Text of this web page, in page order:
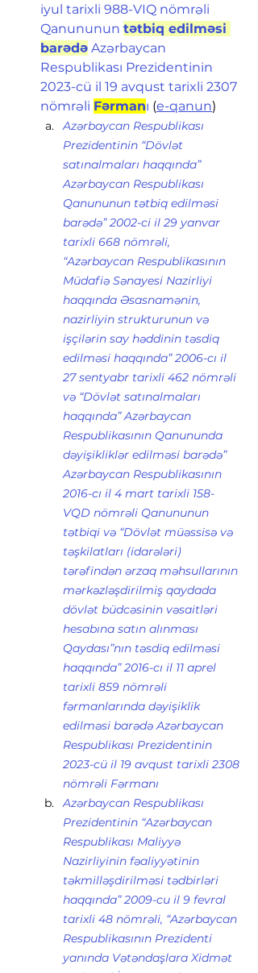
iyul tarixli 988-VIQ nömrəli
Qanununun tətbiq edilməsi
barədə Azərbaycan
Respublikası Prezidentinin
2023-cü il 19 avqust tarixli 2307
nömrəli Fərmanı (e-qanun)
Azərbaycan Respublikası
Prezidentinin “Dövlət
satınalmaları haqqında”
Azərbaycan Respublikası
Qanununun tətbiq edilməsi
barədə” 2002-ci il 29 yanvar
tarixli 668 nömrəli,
“Azərbaycan Respublikasının
Müdafiə Sənayesi Nazirliyi
haqqında Əsasnamənin,
nazirliyin strukturunun və
işçilərin say həddinin təsdiq
edilməsi haqqında” 2006-cı il
27 sentyabr tarixli 462 nömrəli
və “Dövlət satınalmaları
haqqında” Azərbaycan
Respublikasının Qanununda
dəyişikliklər edilməsi barədə”
Azərbaycan Respublikasının
2016-cı il 4 mart tarixli 158-
VQD nömrəli Qanununun
tətbiqi və “Dövlət müəssisə və
təşkilatları (idarələri)
tərəfindən ərzaq məhsullarının
mərkəzləşdirilmiş qaydada
dövlət büdcəsinin vəsaitləri
hesabına satın alınması
Qaydası”nın təsdiq edilməsi
haqqında” 2016-cı il 11 aprel
tarixli 859 nömrəli
fərmanlarında dəyişiklik
edilməsi barədə Azərbaycan
Respublikası Prezidentinin
2023-cü il 19 avqust tarixli 2308
nömrəli Fərmanı
Azərbaycan Respublikası
Prezidentinin “Azərbaycan
Respublikası Maliyyə
Nazirliyinin fəaliyyətinin
təkmilləşdirilməsi tədbirləri
haqqında” 2009-cu il 9 fevral
tarixli 48 nömrəli, “Azərbaycan
Respublikasının Prezidenti
yanında Vətəndaşlara Xidmət